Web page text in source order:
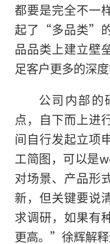
都要是完全不一
起了“多品类”
品品类上建立壁
足客户更多的深
公司内部的
点，自下而上进
间自行发起立项
工简图，可以是
对场景、产品形
新，但关键要说
求调研，如果有
更高。”徐辉解释